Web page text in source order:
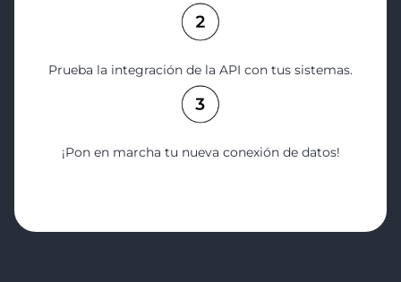
Prueba la integración de la API con tus sistemas.
¡Pon en marcha tu nueva conexión de datos!